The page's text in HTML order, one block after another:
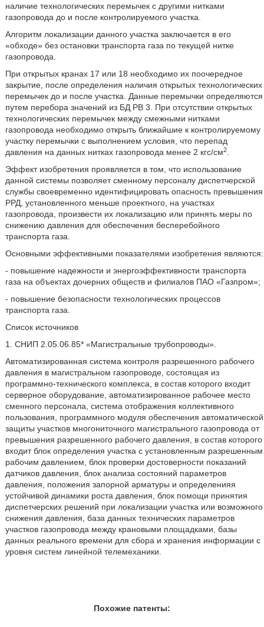
наличие технологических перемычек с другими нитками
газопровода до и после контролируемого участка.
Алгоритм локализации данного участка заключается в его
«обходе» без остановки транспорта газа по текущей нитке
газопровода.
При открытых кранах 17 или 18 необходимо их поочередное
закрытие, после определения наличия открытых технологических
перемычек до и после участка. Данные перемычки определяются
путем перебора значений из БД РВ 3. При отсутствии открытых
технологических перемычек между смежными нитками
газопровода необходимо открыть ближайшие к контролируемому
участку перемычки с выполнением условия, что перепад
давления на данных нитках газопровода менее 2 кгс/см2.
Эффект изобретения проявляется в том, что использование
данной системы позволяет сменному персоналу диспетчерской
службы своевременно идентифицировать опасность превышения
РРД, установленного меньше проектного, на участках
газопровода, произвести их локализацию или принять меры по
снижению давления для обеспечения бесперебойного
транспорта газа.
Основными эффективными показателями изобретения являются:
- повышение надежности и энергоэффективности транспорта
газа на объектах дочерних обществ и филиалов ПАО «Газпром»;
- повышение безопасности технологических процессов
транспорта газа.
Список источников
1. СНИП 2.05.06.85* «Магистральные трубопроводы».
Автоматизированная система контроля разрешенного рабочего
давления в магистральном газопроводе, состоящая из
программно-технического комплекса, в состав которого входит
серверное оборудование, автоматизированное рабочее место
сменного персонала, система отображения коллективного
пользования, программного модуля обеспечения автоматической
защиты участков многониточного магистрального газопровода от
превышения разрешенного рабочего давления, в состав которого
входит блок определения участка с установленным разрешенным
рабочим давлением, блок проверки достоверности показаний
датчиков давления, блок анализа состояний параметров
давления, положения запорной арматуры и определенияя
устойчивой динамики роста давления, блок помощи принятия
диспетчерских решений при локализации участка или возможного
снижения давления, база данных технических параметров
участков газопровода между крановыми площадками, базы
данных реального времени для сбора и хранения информации с
уровня систем линейной телемеханики.
Похожие патенты: